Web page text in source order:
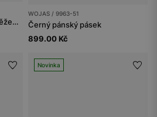
Hnědá kožená pánská peněženka s ochranou proti krádeži RFID
WOJAS / 9963-51
Černý pánský pásek
899.00 Kč
Novinka